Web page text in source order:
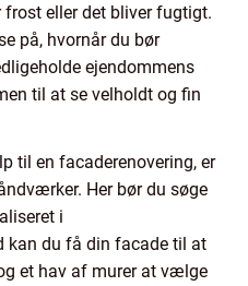
frost eller det bliver fugtigt.
på, hvornår du bør
ejendommens
til at se velholdt og fin
til en facaderenovering, er
Her bør du søge
i
kan du få din facade til at
et hav af murer at vælge